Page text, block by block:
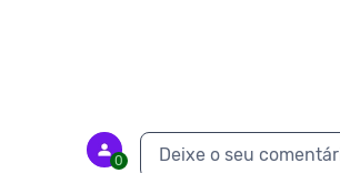
0 Deixe o seu